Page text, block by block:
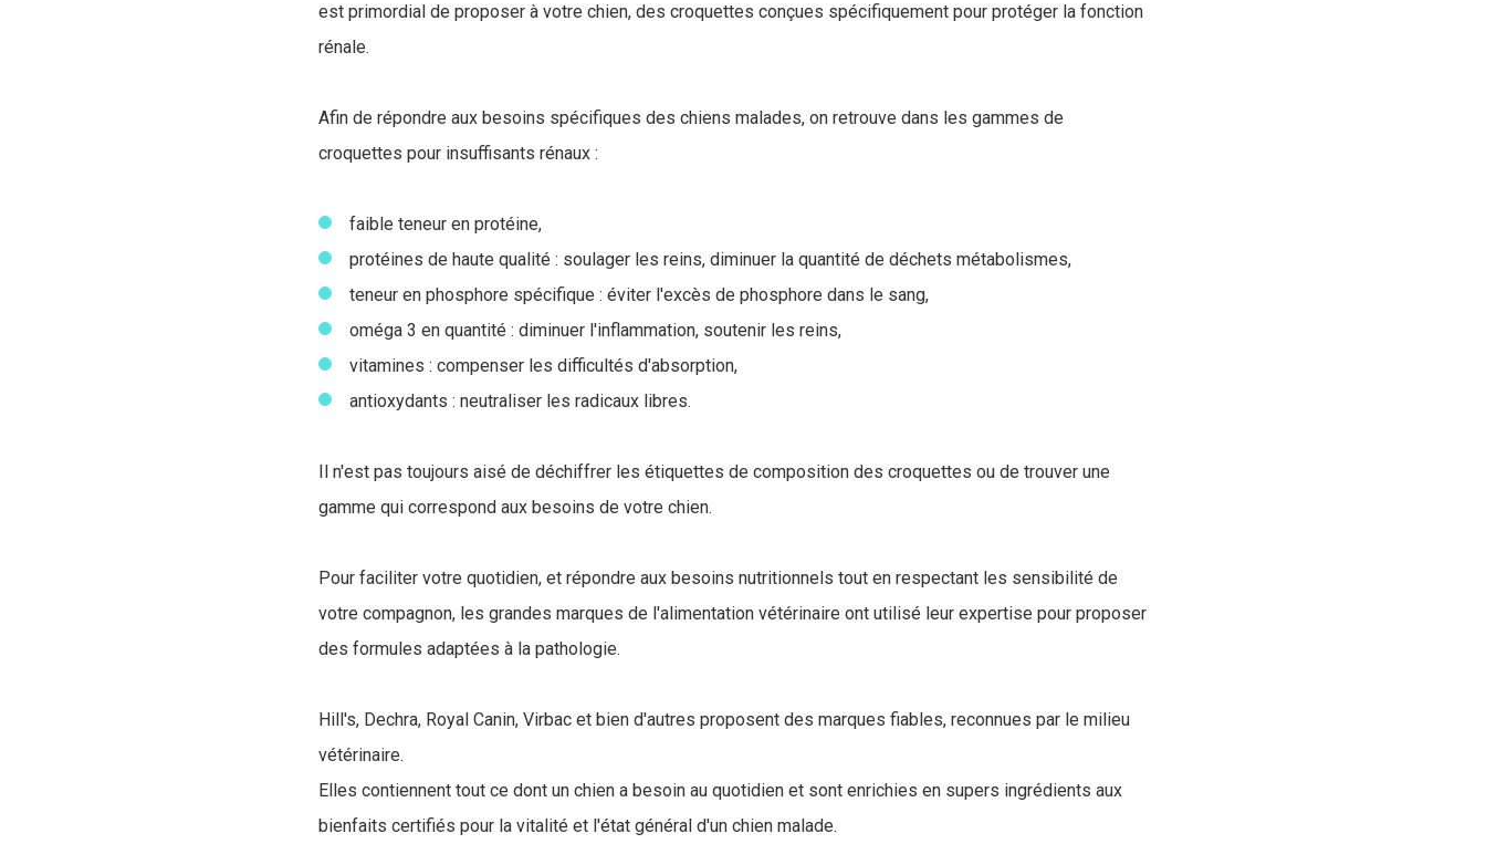
est primordial de proposer à votre chien, des croquettes conçues spécifiquement pour protéger la fonction
rénale.
Afin de répondre aux besoins spécifiques des chiens malades, on retrouve dans les gammes de
croquettes pour insuffisants rénaux :
faible teneur en protéine,
protéines de haute qualité : soulager les reins, diminuer la quantité de déchets métabolismes,
teneur en phosphore spécifique : éviter l'excès de phosphore dans le sang,
oméga 3 en quantité : diminuer l'inflammation, soutenir les reins,
vitamines : compenser les difficultés d'absorption,
antioxydants : neutraliser les radicaux libres.
Il n'est pas toujours aisé de déchiffrer les étiquettes de composition des croquettes ou de trouver une
gamme qui correspond aux besoins de votre chien.
Pour faciliter votre quotidien, et répondre aux besoins nutritionnels tout en respectant les sensibilité de
votre compagnon, les grandes marques de l'alimentation vétérinaire ont utilisé leur expertise pour proposer
des formules adaptées à la pathologie.
Hill's, Dechra, Royal Canin, Virbac et bien d'autres proposent des marques fiables, reconnues par le milieu
vétérinaire.
Elles contiennent tout ce dont un chien a besoin au quotidien et sont enrichies en supers ingrédients aux
bienfaits certifiés pour la vitalité et l'état général d'un chien malade.